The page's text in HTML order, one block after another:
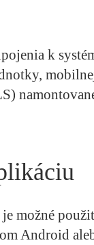
k
možné
Android